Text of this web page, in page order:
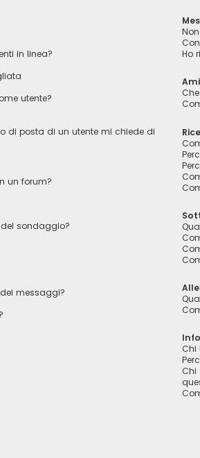
in linea?
utente?
di posta di un utente mi chiede di
un forum?
sondaggio?
messaggi?
Ho
Chi
Chi